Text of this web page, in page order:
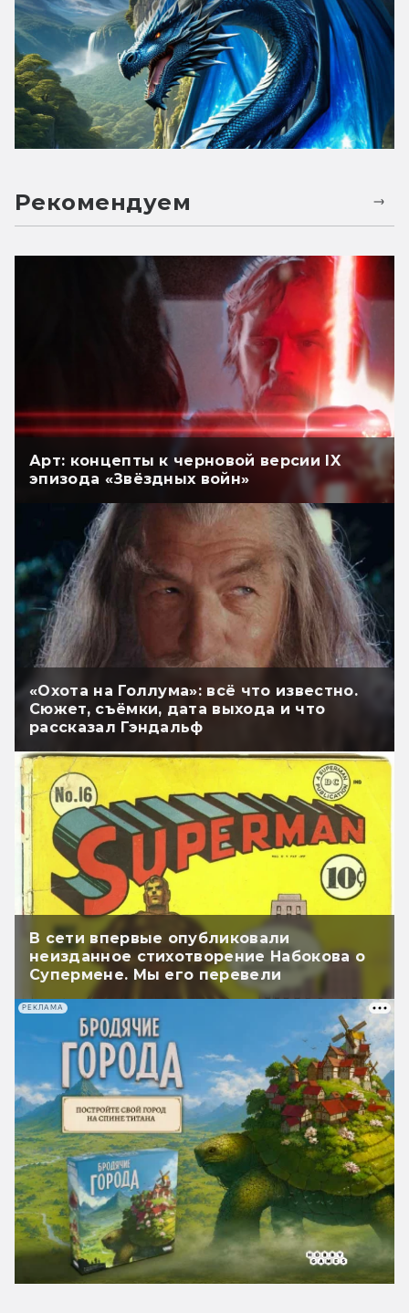
Рекомендуем
Арт: концепты к черновой версии IX
эпизода «Звёздных войн»
«Охота на Голлума»: всё что известно.
Сюжет, съёмки, дата выхода и что
рассказал Гэндальф
В сети впервые опубликовали
неизданное стихотворение Набокова о
Супермене. Мы его перевели
РЕКЛАМА